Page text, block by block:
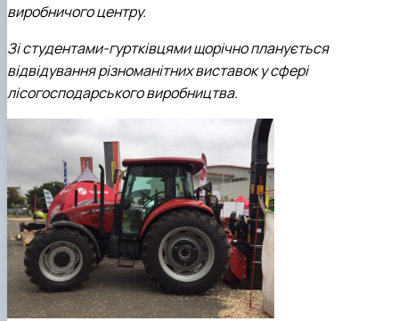
виробничого центру.
Зі студентами-гуртківцями щорічно планується
відвідування різноманітних виставок у сфері
лісогосподарського виробництва.